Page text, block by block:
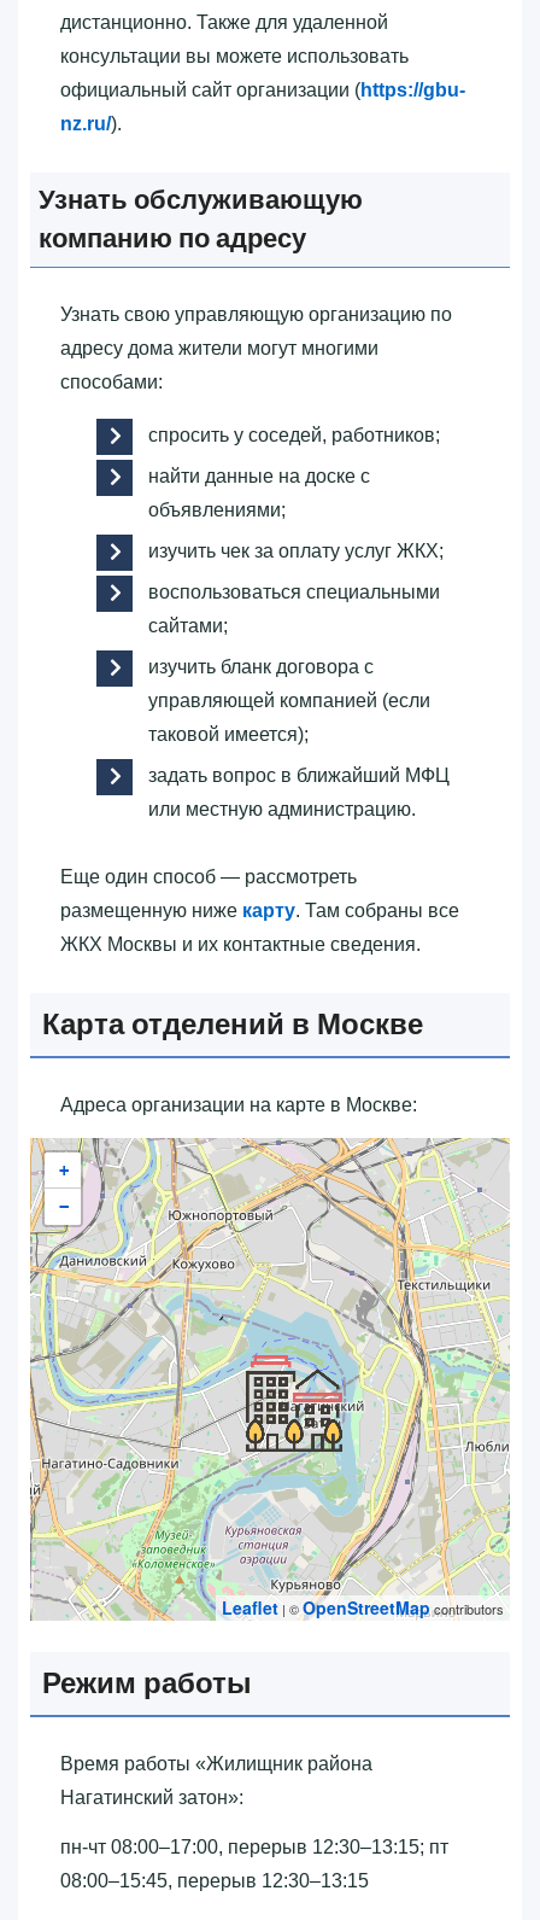
дистанционно. Также для удаленной
консультации вы можете использовать
официальный сайт организации (https://gbu-
nz.ru/).
Узнать обслуживающую
компанию по адресу
Узнать свою управляющую организацию по
адресу дома жители могут многими
способами:
спросить у соседей, работников;
найти данные на доске с
объявлениями;
изучить чек за оплату услуг ЖКХ;
воспользоваться специальными
сайтами;
изучить бланк договора с
управляющей компанией (если
таковой имеется);
задать вопрос в ближайший МФЦ
или местную администрацию.
Еще один способ — рассмотреть
размещенную ниже карту. Там собраны все
ЖКХ Москвы и их контактные сведения.
Карта отделений в Москве
Адреса организации на карте в Москве:
+
−
Leaflet | ©OpenStreetMapcontributors
Режим работы
Время работы «‎Жилищник района
Нагатинский затон»‎:
пн-чт 08:00–17:00, перерыв 12:30–13:15; пт
08:00–15:45, перерыв 12:30–13:15